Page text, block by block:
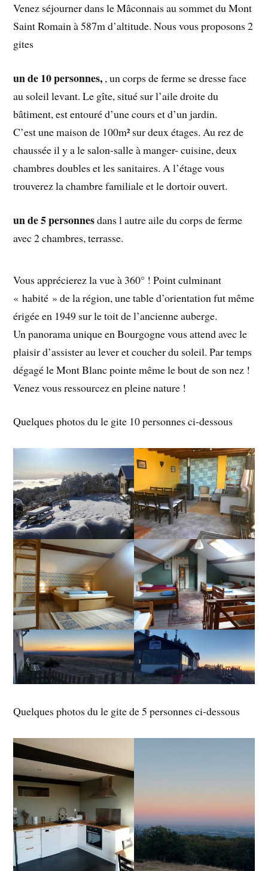
Venez séjourner dans le Mâconnais au sommet du Mont
Saint Romain à 587m d’altitude. Nous vous proposons 2
gites
un de 10 personnes, , un corps de ferme se dresse face
au soleil levant. Le gîte, situé sur l’aile droite du
bâtiment, est entouré d’une cours et d’un jardin.
C’est une maison de 100m² sur deux étages. Au rez de
chaussée il y a le salon-salle à manger- cuisine, deux
chambres doubles et les sanitaires. A l’étage vous
trouverez la chambre familiale et le dortoir ouvert.
un de 5 personnesdans l autre aile du corps de ferme
avec 2 chambres, terrasse.
Vous apprécierez la vue à 360° ! Point culminant
« habité » de la région, une table d’orientation fut même
érigée en 1949 sur le toit de l’ancienne auberge.
Un panorama unique en Bourgogne vous attend avec le
plaisir d’assister au lever et coucher du soleil. Par temps
dégagé le Mont Blanc pointe même le bout de son nez !
Venez vous ressourcez en pleine nature !
Quelques photos du le gite 10 personnes ci-dessous
Quelques photos du le gite de 5 personnes ci-dessous